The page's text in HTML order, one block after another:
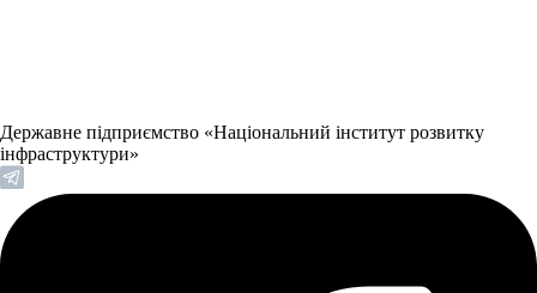
Державне підприємство «Національний інститут розвитку
інфраструктури»